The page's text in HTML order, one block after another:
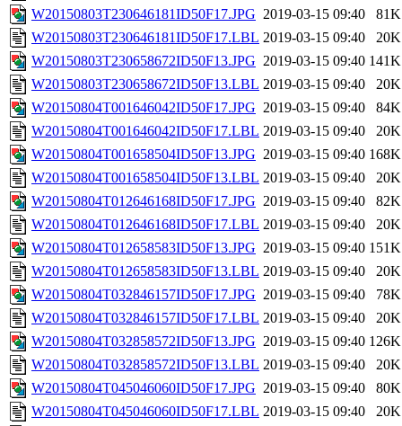
W20150803T230646181ID50F17.JPG 2019-03-15 09:40
81K
W20150803T230646181ID50F17.LBL 2019-03-15 09:40
20K
W20150803T230658672ID50F13.JPG 2019-03-15 09:40 141K
W20150803T230658672ID50F13.LBL 2019-03-15 09:40
20K
W20150804T001646042ID50F17.JPG 2019-03-15 09:40
84K
W20150804T001646042ID50F17.LBL 2019-03-15 09:40
20K
W20150804T001658504ID50F13.JPG 2019-03-15 09:40 168K
W20150804T001658504ID50F13.LBL 2019-03-15 09:40
20K
W20150804T012646168ID50F17.JPG 2019-03-15 09:40
82K
W20150804T012646168ID50F17.LBL 2019-03-15 09:40
20K
W20150804T012658583ID50F13.JPG 2019-03-15 09:40 151K
W20150804T012658583ID50F13.LBL 2019-03-15 09:40
20K
W20150804T032846157ID50F17.JPG 2019-03-15 09:40
78K
W20150804T032846157ID50F17.LBL 2019-03-15 09:40
20K
W20150804T032858572ID50F13.JPG 2019-03-15 09:40 126K
W20150804T032858572ID50F13.LBL 2019-03-15 09:40
20K
W20150804T045046060ID50F17.JPG 2019-03-15 09:40
80K
W20150804T045046060ID50F17.LBL 2019-03-15 09:40 20K